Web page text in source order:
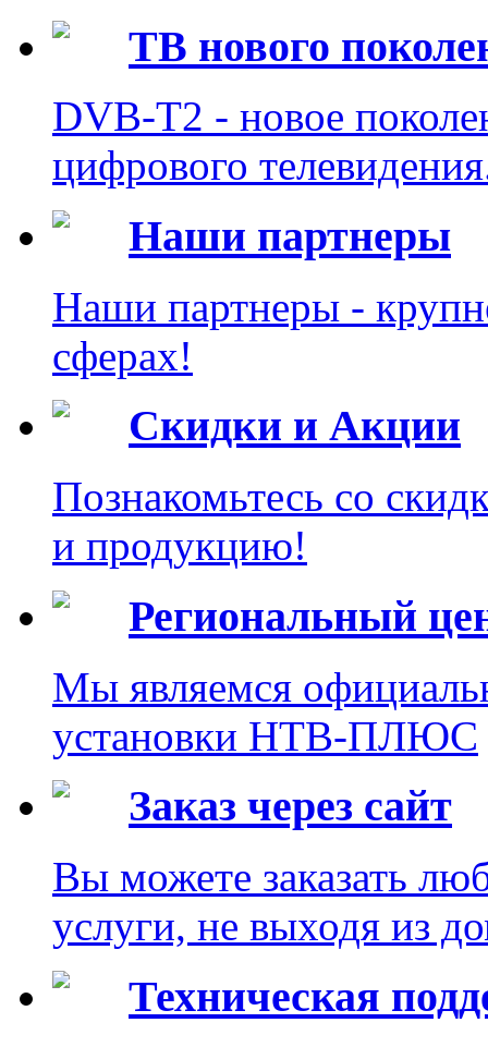
ТВ нового
DVB-T2 - новое
цифрового
Наши партнеры
Наши партнеры -
сферах!
Скидки и Акции
Познакомьтесь со
и продукцию!
Региональный
Мы являемся
установки НТВ-ПЛЮС
Заказ через сайт
Вы можете заказать
услуги, не выходя из
Техническая